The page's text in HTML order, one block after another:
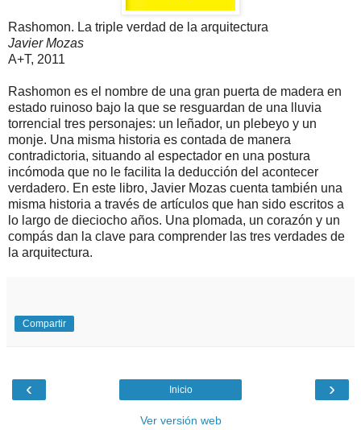
Rashomon. La triple verdad de la arquitectura
Javier Mozas
A+T, 2011
Rashomon es el nombre de una gran puerta de madera en
estado ruinoso bajo la que se resguardan de una lluvia
torrencial tres personajes: un leñador, un plebeyo y un
monje. Una misma historia es contada de manera
contradictoria, situando al espectador en una postura
incómoda que no le facilita la deducción del acontecer
verdadero. En este libro, Javier Mozas cuenta también una
misma historia a través de artículos que han sido escritos a
lo largo de dieciocho años. Una plomada, un corazón y un
compás dan la clave para comprender las tres verdades de
la arquitectura.
Compartir
‹ ›
Inicio
Ver versión web